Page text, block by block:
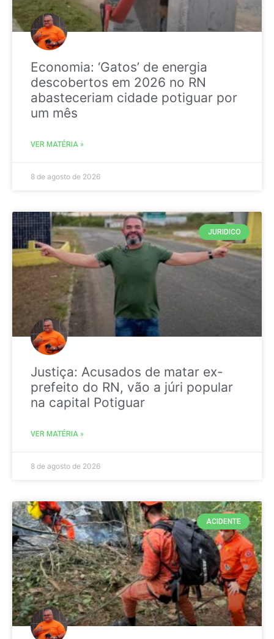
Economia: ‘Gatos’ de energia
descobertos em 2026 no RN
abasteceriam cidade potiguar por
um mês
VER MATÉRIA »
8 de agosto de 2026
JURIDICO
Justiça: Acusados de matar ex-
prefeito do RN, vão a júri popular
na capital Potiguar
VER MATÉRIA »
8 de agosto de 2026
ACIDENTE